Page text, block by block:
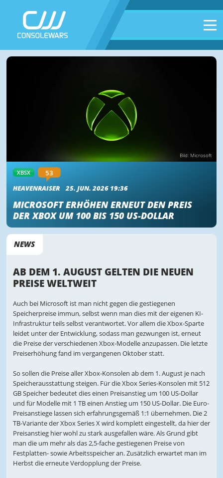
Bild: Microsoft
XBSX 53
HEAVENRAISER 25. JUN. 2026 19:36
MICROSOFT ERHÖHEN ERNEUT DEN PREIS
DER XBOX UM 100 BIS 150 US-DOLLAR
NEWS
AB DEM 1. AUGUST GELTEN DIE NEUEN
PREISE WELTWEIT
Auch bei Microsoft ist man nicht gegen die gestiegenen
Speicherpreise immun, selbst wenn man dies mit der eigenen KI-
Infrastruktur teils selbst verantwortet. Vor allem die Xbox-Sparte
leidet unter der Entwicklung, sodass man gezwungen ist, erneut
die Preise der verschiedenen Xbox-Modelle anzupassen. Die letzte
Preiserhöhung fand im vergangenen Oktober statt.
So sollen die Preise aller Xbox-Konsolen ab dem 1. August je nach
Speicherausstattung steigen. Für die Xbox Series-Konsolen mit 512
GB Speicher bedeutet dies einen Preisanstieg um 100 US-Dollar
und für Modelle mit 1 TB einen Anstieg um 150 US-Dollar. Die Euro-
Preisanstiege lassen sich erfahrungsgemäß 1:1 übernehmen. Die 2
TB-Variante der Xbox Series X wird komplett eingestellt, da hier der
Preisanstieg hier wohl zu stark ausgefallen wäre. Als Grund gibt
man die um mehr als das 2,5-fache gestiegenen Preise von
Festplatten- sowie Arbeitsspeicher an. Zusätzlich erwartet man im
Herbst die erneute Verdopplung der Preise.